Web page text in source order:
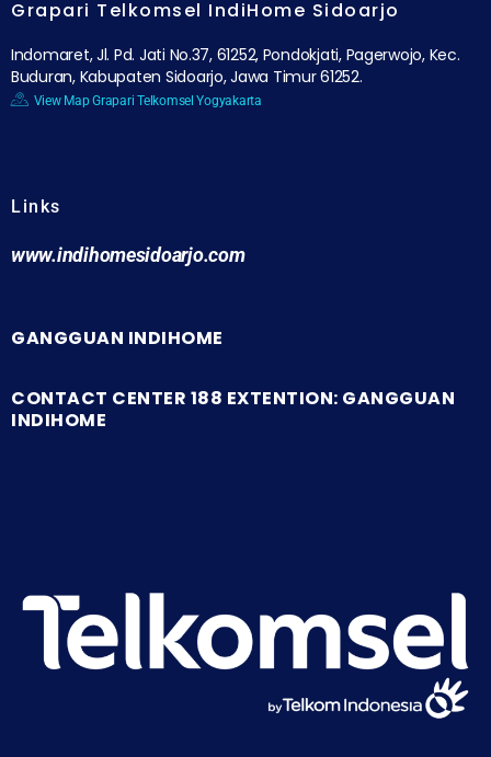
Grapari Telkomsel IndiHome Sidoarjo
Indomaret, Jl. Pd. Jati No.37, 61252, Pondokjati, Pagerwojo, Kec.
Buduran, Kabupaten Sidoarjo, Jawa Timur 61252.
View Map Grapari Telkomsel Yogyakarta
Links
www.indihomesidoarjo.com
GANGGUAN INDIHOME
CONTACT CENTER 188 EXTENTION: GANGGUAN
INDIHOME